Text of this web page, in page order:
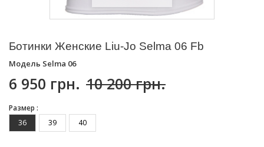
Ботинки Женские Liu-Jo Selma 06 Fb
Модель Selma 06
6 950 грн. 10 200 грн.
Размер :
36
39 40